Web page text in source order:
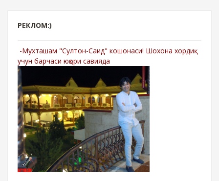
РЕКЛОМ:)
-Мухташам "Султон-Саид" кошонаси! Шохона хордиқ
учун барчаси юқори савияда